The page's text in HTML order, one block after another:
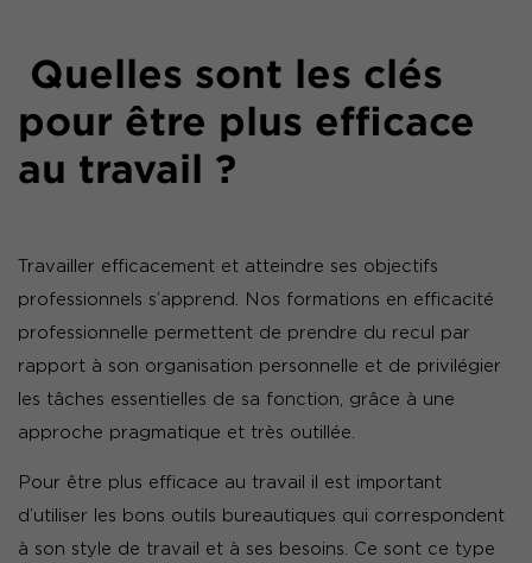
Quelles sont les clés
pour être plus efficace
au travail ?
Travailler efficacement et atteindre ses objectifs
professionnels s’apprend. Nos formations en efficacité
professionnelle permettent de prendre du recul par
rapport à son organisation personnelle et de privilégier
les tâches essentielles de sa fonction, grâce à une
approche pragmatique et très outillée.
Pour être plus efficace au travail il est important
d’utiliser les bons outils bureautiques qui correspondent
à son style de travail et à ses besoins. Ce sont ce type